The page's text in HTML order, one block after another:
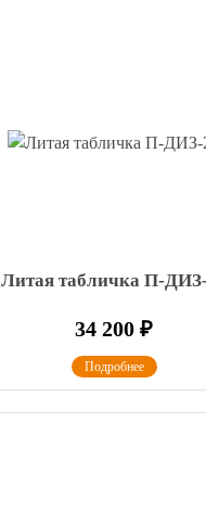
Литая табличка П-
34 200 ₽
Подробнее